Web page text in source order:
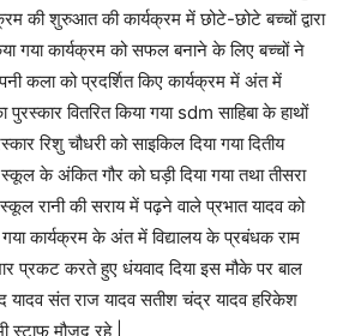
की शुरुआत की कार्यक्रम में छोटे-छोटे बच्चों द्वारा
गया कार्यक्रम को सफल बनाने के लिए बच्चों ने
कला को प्रदर्शित किए कार्यक्रम में अंत में
पुरस्कार वितरित किया गया sdm साहिबा के हाथों
रिशु चौधरी को साइकिल दिया गया दितीय
के अंकित गौर को घड़ी दिया गया तथा तीसरा
रानी की सराय में पढ़ने वाले प्रभात यादव को
कार्यक्रम के अंत में विद्यालय के प्रबंधक राम
प्रकट करते हुए धंयवाद दिया इस मौके पर बाल
यादव संत राज यादव सतीश चंद्र यादव हरिकेश
स्टाफ मौजूद रहे |